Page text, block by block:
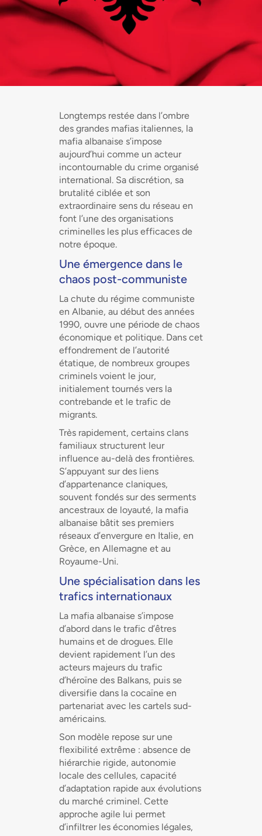
Longtemps restée dans l’ombre
des grandes mafias italiennes, la
mafia albanaise s’impose
aujourd’hui comme un acteur
incontournable du crime organisé
international. Sa discrétion, sa
brutalité ciblée et son
extraordinaire sens du réseau en
font l’une des organisations
criminelles les plus efficaces de
notre époque.
Une émergence dans le
chaos post-communiste
La chute du régime communiste
en Albanie, au début des années
1990, ouvre une période de chaos
économique et politique. Dans cet
effondrement de l’autorité
étatique, de nombreux groupes
criminels voient le jour,
initialement tournés vers la
contrebande et le trafic de
migrants.
Très rapidement, certains clans
familiaux structurent leur
influence au-delà des frontières.
S’appuyant sur des liens
d’appartenance claniques,
souvent fondés sur des serments
ancestraux de loyauté, la mafia
albanaise bâtit ses premiers
réseaux d’envergure en Italie, en
Grèce, en Allemagne et au
Royaume-Uni.
Une spécialisation dans les
trafics internationaux
La mafia albanaise s’impose
d’abord dans le trafic d’êtres
humains et de drogues. Elle
devient rapidement l’un des
acteurs majeurs du trafic
d’héroïne des Balkans, puis se
diversifie dans la cocaïne en
partenariat avec les cartels sud-
américains.
Son modèle repose sur une
flexibilité extrême : absence de
hiérarchie rigide, autonomie
locale des cellules, capacité
d’adaptation rapide aux évolutions
du marché criminel. Cette
approche agile lui permet
d’infiltrer les économies légales,